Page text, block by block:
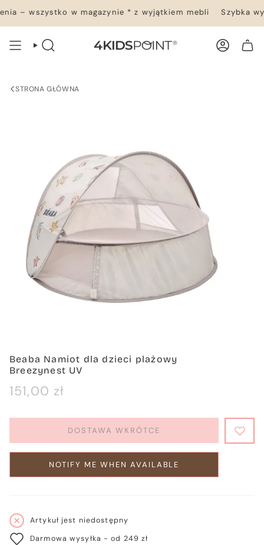
do
treści
– wszystko w magazynie * z wyjątkiem mebli Szybka
WYSZUKIWANIE KONTO
STRONA GŁÓWNA
Beaba Namiot dla dzieci plażowy
Breezynest UV
Cena
151,00 zł
DOSTAWA WKRÓTCE
NOTIFY ME WHEN AVAILABLE
Artykuł jest niedostępny
Darmowa wysyłka - od 249 zł